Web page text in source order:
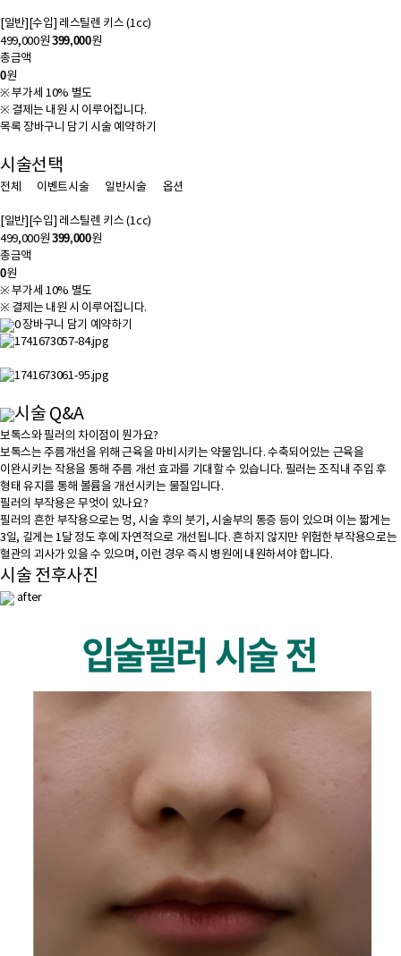
[일반] [수입] 레스틸렌 키스 (1cc)
499,000원 399,000원
총금액
0원
※ 부가세 10% 별도
※ 결제는 내원 시 이루어집니다.
목록 장바구니 담기 시술 예약하기
시술선택
전체 이벤트시술 일반시술 옵션
[일반] [수입] 레스틸렌 키스 (1cc)
499,000원 399,000원
총금액
0원
※ 부가세 10% 별도
※ 결제는 내원 시 이루어집니다.
0장바구니 담기 예약하기
시술 Q&A
보톡스와 필러의 차이점이 뭔가요?
보톡스는 주름개선을 위해 근육을 마비시키는 약물입니다. 수축되어있는 근육을
이완시키는 작용을 통해 주름 개선 효과를 기대할 수 있습니다. 필러는 조직내 주입 후
형태 유지를 통해 볼륨을 개선시키는 물질입니다.
필러의 부작용은 무엇이 있나요?
필러의 흔한 부작용으로는 멍, 시술 후의 붓기, 시술부의 통증 등이 있으며 이는 짧게는
3일, 길게는 1달 정도 후에 자연적으로 개선됩니다. 흔하지 않지만 위험한 부작용으로는
혈관의 괴사가 있을 수 있으며, 이런 경우 즉시 병원에 내원하셔야 합니다.
시술 전후사진
after